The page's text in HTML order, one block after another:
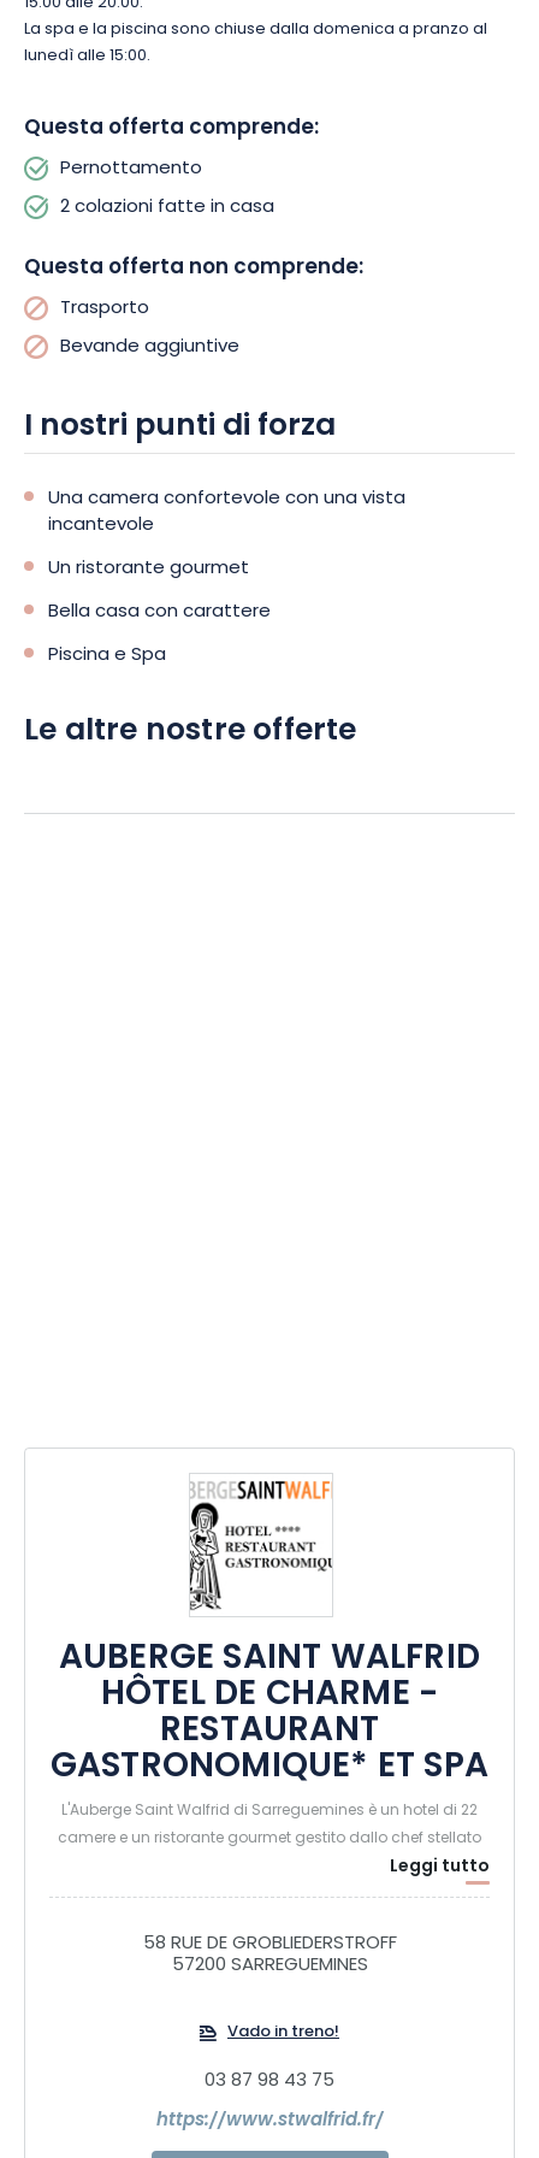
dismesso adiacente al museo è stato riportato a nuova vita
con la creazione del Giardino della terracotta.
La spa e la piscina sono chiuse dalla domenica a pranzo al
lunedì alle 15:00.
Questa offerta comprende:
Pernottamento
2 colazioni fatte in casa
Questa offerta non comprende:
Trasporto
Bevande aggiuntive
I nostri punti di forza
Una camera confortevole con una vista
incantevole
Un ristorante gourmet
Bella casa con carattere
Piscina e Spa
Le altre nostre offerte
AUBERGE SAINT WALFRID
HÔTEL DE CHARME -
RESTAURANT
GASTRONOMIQUE* ET SPA
L'Auberge Saint Walfrid di Sarreguemines è un hotel di 22
camere e un ristorante gourmet gestito dallo chef stellato
Stephan Schneider e dal suo team, che propone una
cucina creativa basata su prodotti locali e di stagione.
generazioni, un tempo dependance del priorato gestito dai
monaci dell'Abbazia di Tholey, è immerso in una piacevole
sono decorate con collezioni di terracotta di
patrimonio locale. Nella bella stagione, godetevi una delle
belle terrazze ombreggiate che si affacciano sul parco
Leggi tutto
58 RUE DE GROBLIEDERSTROFF
57200 SARREGUEMINES
Vado in treno!
03 87 98 43 75
https://www.stwalfrid.fr/